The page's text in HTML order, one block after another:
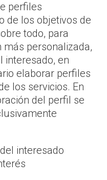
perfiles
de los objetivos de
todo, para
personalizada,
interesado, en
elaborar perfiles
los servicios. En
del perfil se
interesado